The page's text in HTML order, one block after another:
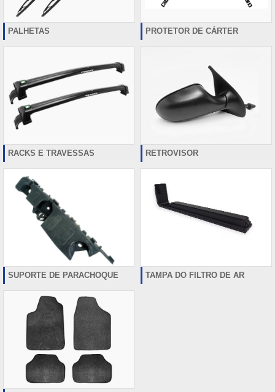
PALHETAS PROTETOR DE CÁRTER
RACKS E TRAVESSAS RETROVISOR
SUPORTE DE PARACHOQUE TAMPA DO FILTRO DE AR